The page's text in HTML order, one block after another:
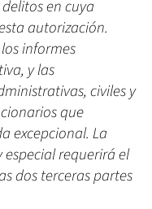
en cuya
autorización.
informes
y las
civiles y
que
excepcional. La
requerirá el
dos terceras partes